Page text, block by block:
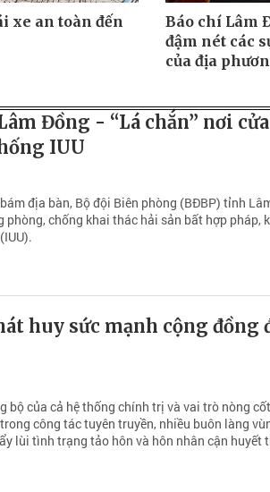
xe an toàn đến
Báo chí Lâm
đậm nét các
của địa
Đồng - “Lá chắn” nơi
IUU
địa bàn, Bộ đội Biên phòng (BĐBP) tỉnh
chống khai thác hải sản bất hợp pháp,
huy sức mạnh cộng đồng
bộ của cả hệ thống chính trị và vai trò nòng
công tác tuyên truyền, nhiều buôn làng
lùi tình trạng tảo hôn và hôn nhân cận huyết